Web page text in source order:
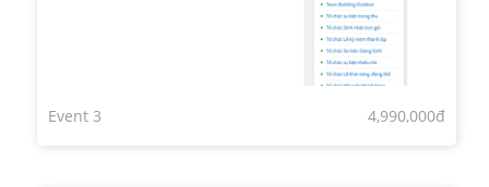
Event 3 4,990,000đ